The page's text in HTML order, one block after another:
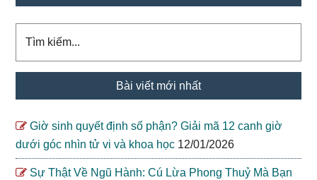
kiếm...
Bài viết mới nhất
Giờ sinh quyết định số phận? Giải mã 12 canh giờ
dưới góc nhìn tử vi và khoa học 12/01/2026
Sự Thật Về Ngũ Hành: Cú Lừa Phong Thuỷ Mà Bạn